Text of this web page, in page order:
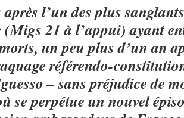
l’un des plus
21 à l’appui) ayant
un peu plus d’un an
référendo-
– sans préjudice de
se perpétue un nouvel